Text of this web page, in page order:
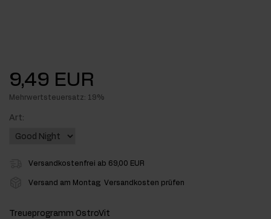
9,49 EUR
Mehrwertsteuersatz: 19%
Art:
Versandkostenfrei ab 69,00 EUR
Versand am Montag Versandkosten prüfen
Treueprogramm OstroVit